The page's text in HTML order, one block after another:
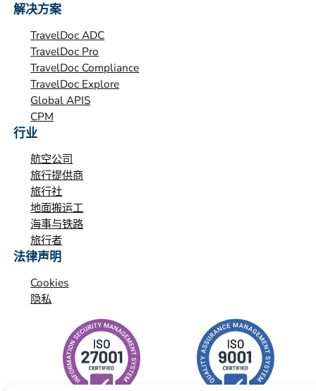
解决方案
TravelDoc ADC
TravelDoc Pro
TravelDoc Compliance
TravelDoc Explore
Global APIS
CPM
行业
航空公司
旅行提供商
旅行社
地面搬运工
海事与铁路
旅行者
法律声明
Cookies
隐私